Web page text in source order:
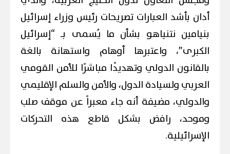
أدان بأشد العبارات تصريحات رئيس وزراء إسرائيل
بنيامين نتنياهو بشأن ما يُسمى بـ “إسرائيل
الكبرى”، واعتبرها أوهام واستهانة بالغة
بالقانون الدولي وتهديدًا مباشرًا للأمن القومي
العربي ولسيادة الدول، والأمن والسلم الإقليمي
والدولي، مضيفة أنه جاء معبراً عن موقف صلب
وموحد، رافض بشكل قاطع هذه التحركات
الإسرائيلية.